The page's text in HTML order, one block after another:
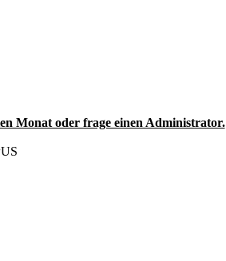
Monat oder frage einen Administrator.